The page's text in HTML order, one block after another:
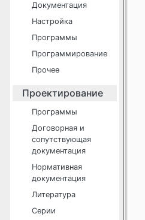
Документация
Настройка
Программы
Программирование
Прочее
Проектирование
Программы
Договорная и
сопутствующая
документация
Нормативная
документация
Литература
Серии